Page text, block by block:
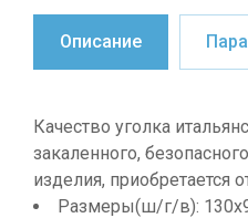
Описание
Качество уголка
закаленного,
изделия, приобретается
Размеры(ш/г/в):